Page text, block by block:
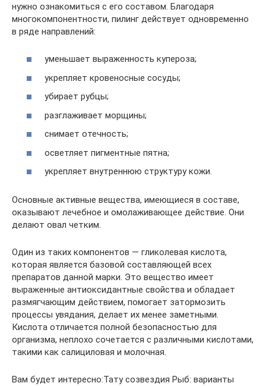
нужно ознакомиться с его составом. Благодаря
многокомпонентности, пилинг действует одновременно
в ряде направлений:
уменьшает выраженность купероза;
укрепляет кровеносные сосуды;
убирает рубцы;
разглаживает морщины;
снимает отечность;
осветляет пигментные пятна;
укрепляет внутреннюю структуру кожи.
Основные активные вещества, имеющиеся в составе,
оказывают лечебное и омолаживающее действие. Они
делают овал четким.
Один из таких компонентов — гликолевая кислота,
которая является базовой составляющей всех
препаратов данной марки. Это вещество имеет
выраженные антиоксидантные свойства и обладает
размягчающим действием, помогает затормозить
процессы увядания, делает их менее заметными.
Кислота отличается полной безопасностью для
организма, неплохо сочетается с различными кислотами,
такими как салициловая и молочная.
Вам будет интересно:Тату созвездия Рыб: варианты